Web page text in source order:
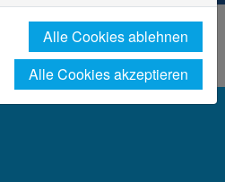
Wirtschaftswissenschaften
Wirtschaftswissenschaften)
Alle Cookies ablehnen
Alle Cookies akzeptieren